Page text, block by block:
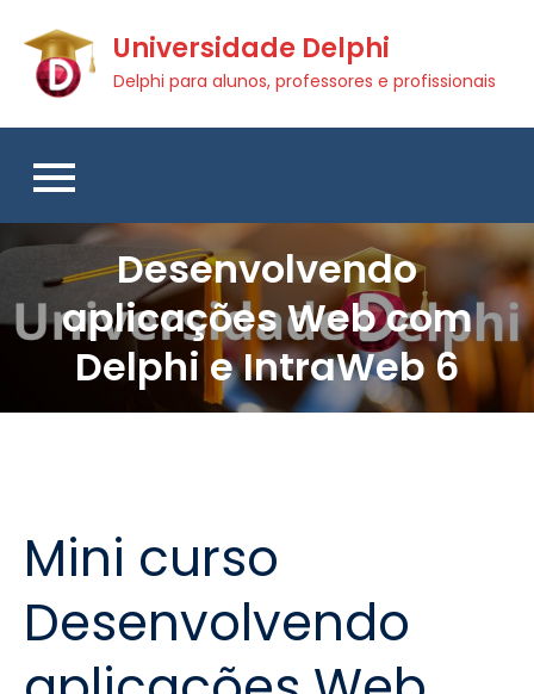
content
Universidade Delphi
Delphi para alunos, professores e profissionais
Desenvolvendo
aplicações Web com
Delphi e IntraWeb 6
Mini curso
Desenvolvendo